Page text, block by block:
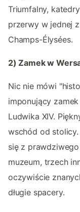
Triumfalny,
przerwy w jednej
Champs-Élysées.
2) Zamek w
Nic nie mówi
imponujący
Ludwika XIV.
wschód od stolicy.
się z prawdziwego
muzeum, trzech
oczywiście
długie spacery.